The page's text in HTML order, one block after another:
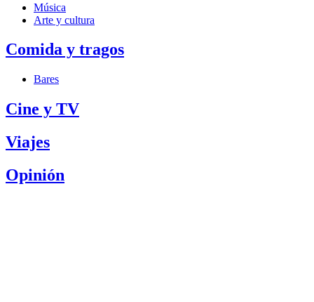
Música
Arte y cultura
Comida y tragos
Bares
Cine y TV
Viajes
Opinión